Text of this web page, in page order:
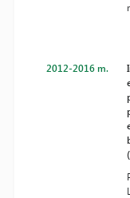
2012-2016 m.